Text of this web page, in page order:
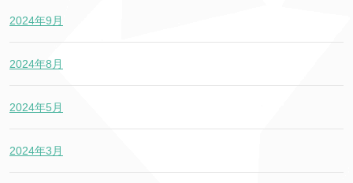
2024年9月
2024年8月
2024年5月
2024年3月